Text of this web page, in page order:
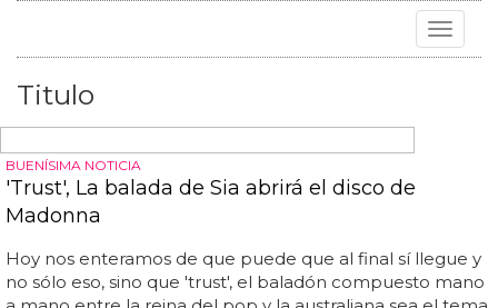
Toggle
Titulo